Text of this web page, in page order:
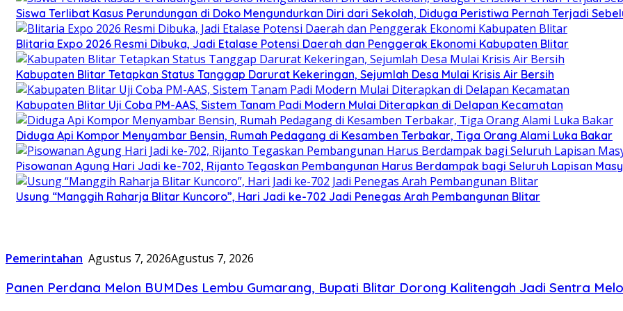
Siswa Terlibat Kasus Perundungan di Doko Mengundurkan Diri dari Sekolah, Diduga Peristiwa Pernah Terjadi
Blitaria Expo 2026 Resmi Dibuka, Jadi Etalase Potensi Daerah dan Penggerak Ekonomi Kabupaten Blitar
Kabupaten Blitar Tetapkan Status Tanggap Darurat Kekeringan, Sejumlah Desa Mulai Krisis Air Bersih
Kabupaten Blitar Uji Coba PM-AAS, Sistem Tanam Padi Modern Mulai Diterapkan di Delapan Kecamatan
Diduga Api Kompor Menyambar Bensin, Rumah Pedagang di Kesamben Terbakar, Tiga Orang Alami Luka Bakar
Pisowanan Agung Hari Jadi ke-702, Rijanto Tegaskan Pembangunan Harus Berdampak bagi Seluruh Lapisan
Usung “Manggih Raharja Blitar Kuncoro”, Hari Jadi ke-702 Jadi Penegas Arah Pembangunan Blitar
Pemerintahan Agustus 7, 2026Agustus 7, 2026
Panen Perdana Melon BUMDes Lembu Gumarang, Bupati Blitar Dorong Kalitengah Jadi Sentra